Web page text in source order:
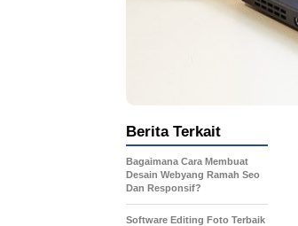
Berita Terkait
Bagaimana Cara Membuat
Desain Webyang Ramah Seo
Dan Responsif?
Software Editing Foto Terbaik